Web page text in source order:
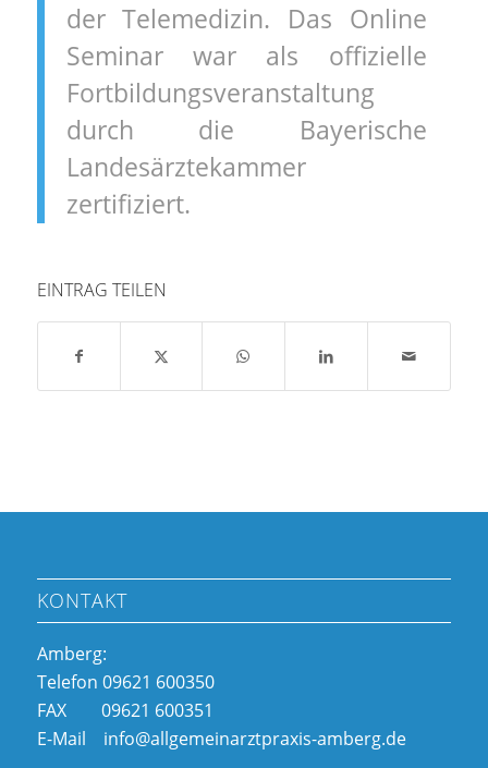
der Telemedizin. Das Online
Seminar war als offizielle
Fortbildungsveranstaltung
durch die Bayerische
Landesärztekammer
zertifiziert.
EINTRAG TEILEN
KONTAKT
Amberg:
Telefon 09621 600350
FAX 09621 600351
E-Mail info@allgemeinarztpraxis-amberg.de